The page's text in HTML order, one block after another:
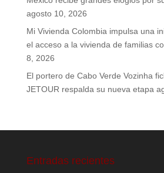
agosto 10, 2026
Mi Vivienda Colombia impulsa una
el acceso a la vivienda de familias
8, 2026
El portero de Cabo Verde Vozinha
JETOUR respalda su nueva etapa
Entradas recientes